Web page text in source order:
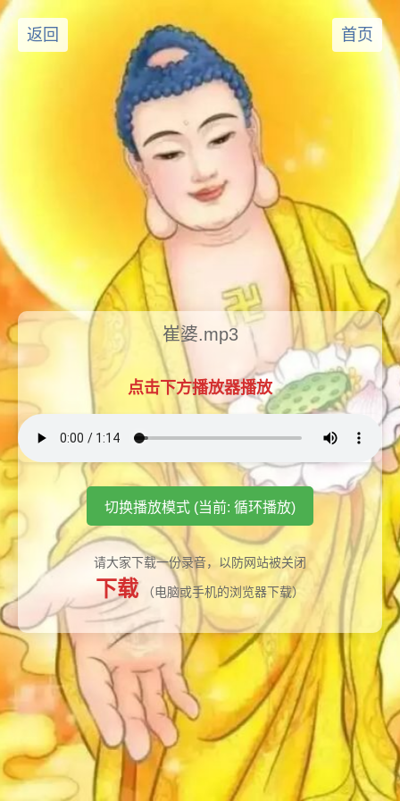
返回 首页
崔婆.mp3
点击下方播放器播放
切换播放模式 (当前: 循环播放)
请大家下载一份录音，以防网站被关闭
下载 （电脑或手机的浏览器下载）